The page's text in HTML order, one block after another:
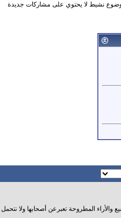
نشيط لا يحتوي على مشاركات جديدة
والأراء المطروحة تعبرعن أصحابها ولا